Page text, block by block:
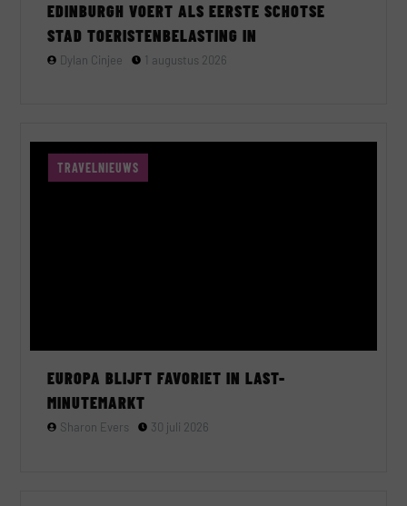
EDINBURGH VOERT ALS EERSTE SCHOTSE
STAD TOERISTENBELASTING IN
Dylan Cinjee 1 augustus 2026
TRAVELNIEUWS
EUROPA BLIJFT FAVORIET IN LAST-
MINUTEMARKT
Sharon Evers 30 juli 2026